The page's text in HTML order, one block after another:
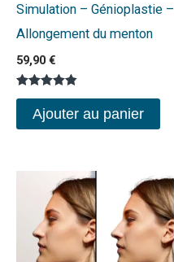
Simulation – Génioplastie –
Allongement du menton
59,90 €
Note
4.80
sur 5
Ajouter au panier